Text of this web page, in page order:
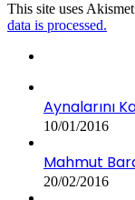
This site uses
data is processed.
Aynalarını
10/01/2016
Mahmut
20/02/2016